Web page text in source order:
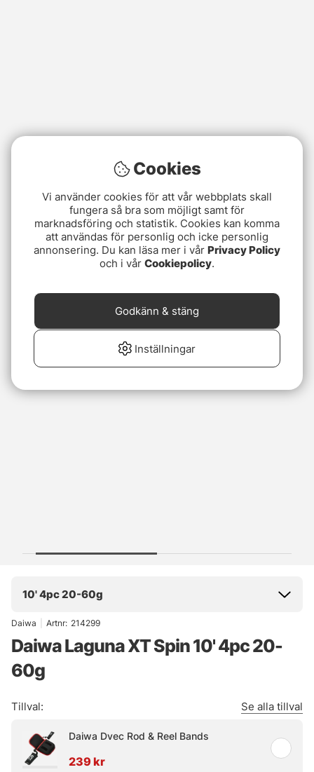
10' 4pc 20-60g
Daiwa Artnr: 214299
Daiwa Laguna XT Spin 10' 4pc 20-
60g
Tillval: Se alla tillval
Daiwa Dvec Rod & Reel Bands
239 kr
Cookies
Vi använder cookies för att vår webbplats skall
fungera så bra som möjligt samt för
marknadsföring och statistik. Cookies kan komma
att användas för personlig och icke personlig
annonsering. Du kan läsa mer i vår Privacy Policy
och i vår Cookiepolicy.
Inställningar
Godkänn & stäng